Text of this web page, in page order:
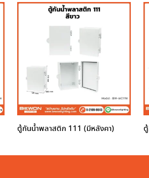
ตู้กันน้ำพลาสติก 111 (มีหลังคา)